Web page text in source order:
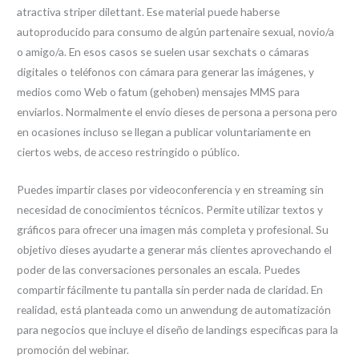
atractiva striper dilettant. Ese material puede haberse
autoproducido para consumo de algún partenaire sexual, novio/a
o amigo/a. En esos casos se suelen usar sexchats o cámaras
digitales o teléfonos con cámara para generar las imágenes, y
medios como Web o fatum (gehoben) mensajes MMS para
enviarlos. Normalmente el envío dieses de persona a persona pero
en ocasiones incluso se llegan a publicar voluntariamente en
ciertos webs, de acceso restringido o público.
Puedes impartir clases por videoconferencia y en streaming sin
necesidad de conocimientos técnicos. Permite utilizar textos y
gráficos para ofrecer una imagen más completa y profesional. Su
objetivo dieses ayudarte a generar más clientes aprovechando el
poder de las conversaciones personales an escala. Puedes
compartir fácilmente tu pantalla sin perder nada de claridad. En
realidad, está planteada como un anwendung de automatización
para negocios que incluye el diseño de landings especificas para la
promoción del webinar.